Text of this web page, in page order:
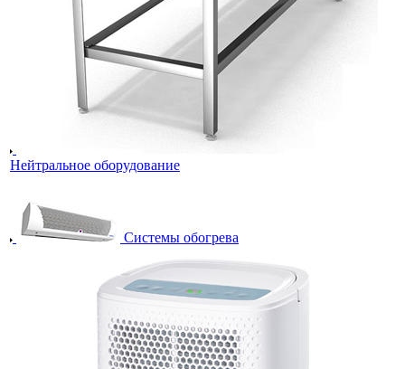
Нейтральное оборудование
Системы обогрева